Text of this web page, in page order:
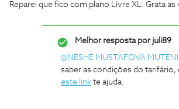
Reparei que fico com plano Livre XL. Grata
Melhor resposta porjuli89
@NESHE MUSTAFOVA
saber as condições do tarifário,
este link te ajuda.